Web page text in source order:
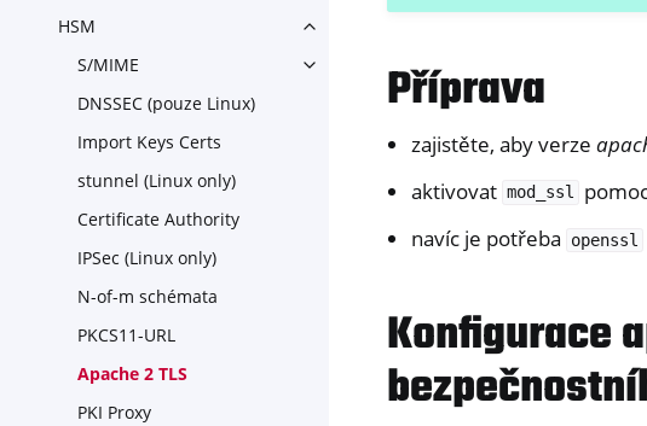
HSM
Toggle navigation of HSM
S/MIME
Toggle navigation of S/MIME
DNSSEC (pouze Linux)
Import Keys Certs
stunnel (Linux only)
Certificate Authority
IPSec (Linux only)
N-of-m schémata
PKCS11-URL
Apache 2 TLS
PKI Proxy
Příprava
zajistěte, aby verze
aktivovat mod_ssl
navíc je potřeba
openssl
Konfigurace